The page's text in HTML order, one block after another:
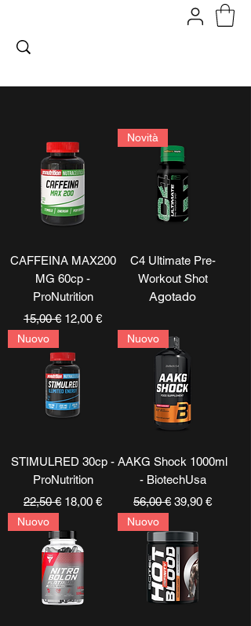
CAFFEINA MAX200
MG 60cp -
ProNutrition
Precio
15,00 € Precio de oferta
12,00 €
Novità
C4 Ultimate Pre-
Workout Shot
Agotado
Nuovo
STIMULRED 30cp -
ProNutrition
Precio
22,50 € Precio de oferta
18,00 €
Nuovo
AAKG Shock 1000ml
- BiotechUsa
Precio
56,00 € Precio de oferta
39,90 €
Nuovo Nuovo